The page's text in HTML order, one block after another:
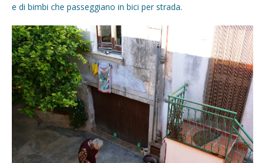
e di bimbi che passeggiano in bici per strada.